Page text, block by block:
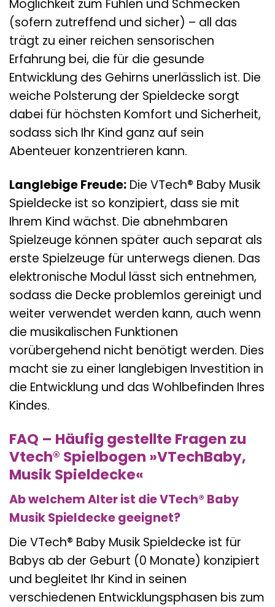
Möglichkeit zum Fühlen und Schmecken
(sofern zutreffend und sicher) – all das
trägt zu einer reichen sensorischen
Erfahrung bei, die für die gesunde
Entwicklung des Gehirns unerlässlich ist. Die
weiche Polsterung der Spieldecke sorgt
dabei für höchsten Komfort und Sicherheit,
sodass sich Ihr Kind ganz auf sein
Abenteuer konzentrieren kann.
Langlebige Freude: Die VTech® Baby Musik
Spieldecke ist so konzipiert, dass sie mit
Ihrem Kind wächst. Die abnehmbaren
Spielzeuge können später auch separat als
erste Spielzeuge für unterwegs dienen. Das
elektronische Modul lässt sich entnehmen,
sodass die Decke problemlos gereinigt und
weiter verwendet werden kann, auch wenn
die musikalischen Funktionen
vorübergehend nicht benötigt werden. Dies
macht sie zu einer langlebigen Investition in
die Entwicklung und das Wohlbefinden Ihres
Kindes.
FAQ – Häufig gestellte Fragen zu
Vtech® Spielbogen »VTechBaby,
Musik Spieldecke«
Ab welchem Alter ist die VTech® Baby
Musik Spieldecke geeignet?
Die VTech® Baby Musik Spieldecke ist für
Babys ab der Geburt (0 Monate) konzipiert
und begleitet Ihr Kind in seinen
verschiedenen Entwicklungsphasen bis zum